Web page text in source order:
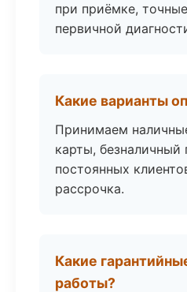
при приёмке,
первичной
Какие варианты
Принимаем
карты, безналичный
постоянных
рассрочка.
Какие
работы?